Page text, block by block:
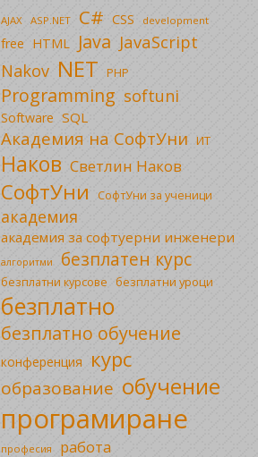
AJAX ASP.NET C# CSS development
free HTML Java JavaScript
Nakov NET PHP
Programming softuni
Software SQL
Академия на СофтУни ИТ
Наков Светлин Наков
СофтУни СофтУни за ученици
академия
академия за софтуерни инженери
алгоритми безплатен курс
безплатни курсове безплатни уроци
безплатно
безплатно обучение
конференция курс
образование обучение
програмиране
професия работа